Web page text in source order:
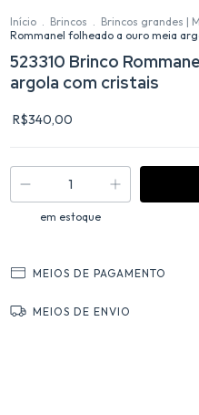
Início . Brincos . Brincos grandes |
Rommanel folheado a ouro meia
523310 Brinco
argola com cristais
R$340,00
em estoque
MEIOS DE PAGAMENTO
MEIOS DE ENVIO